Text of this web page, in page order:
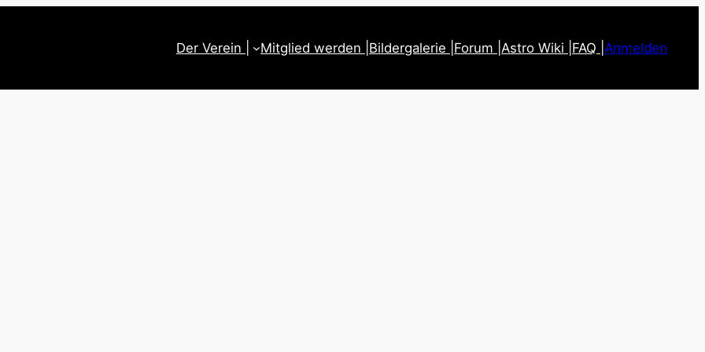
Der Verein | Mitglied werden | Bildergalerie | Forum | Astro Wiki | FAQ | Anmelden